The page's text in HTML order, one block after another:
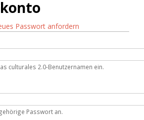
Reiter)Passwort anfordern
culturales 2.0-Benutzernamen ein.
Passwort an.